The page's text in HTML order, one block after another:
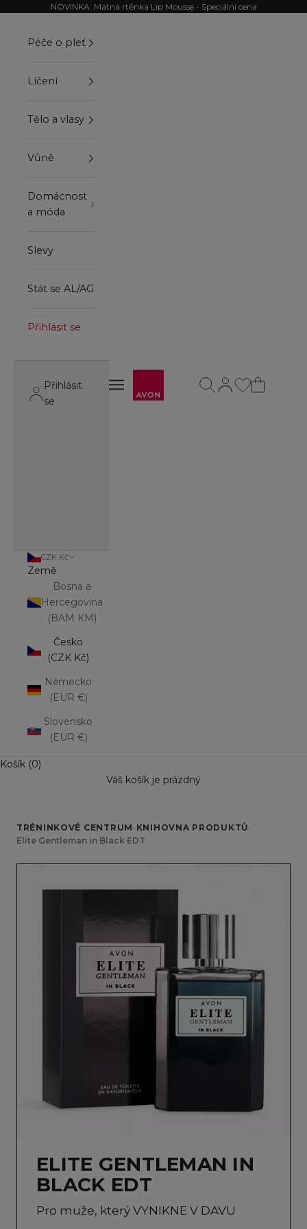
Přejít na obsahNOVINKA: Matná rtěnka Lip Mousse - Speciální cena
Otevřít navigační menu
Otevřít navigační menu
Otevřít stránku
Otevřít vyhledávání
Péče o pleť
Líčení
Tělo a vlasy
Vůně
Domácnost
a móda
Slevy
Stát se AL/AG
Přihlásit se
Přihlásit
se
CZK Kč
Země
Bosna a
Hercegovina
(BAM КМ)
Česko
(CZK Kč)
Německo
(EUR €)
Slovensko
(EUR €)
Košík (0)
Váš košík je prázdný
TRÉNINKOVÉ CENTRUM › KNIHOVNA PRODUKTŮ›
Elite Gentleman in Black EDT
ELITE GENTLEMAN IN
BLACK EDT
Pro muže, který VYNIKNE V DAVU